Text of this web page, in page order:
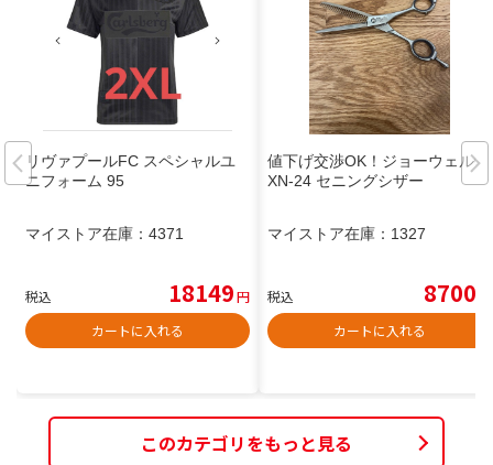
リヴァプールFC スペシャルユ
ニフォーム 95
マイストア在庫： 4371
税込 18149円
カートに入れる
値下げ交渉OK！ジョーウェルG
XN-24 セニングシザー
マイストア在庫： 1327
税込 8700
カートに入れる
このカテゴリをもっと見る